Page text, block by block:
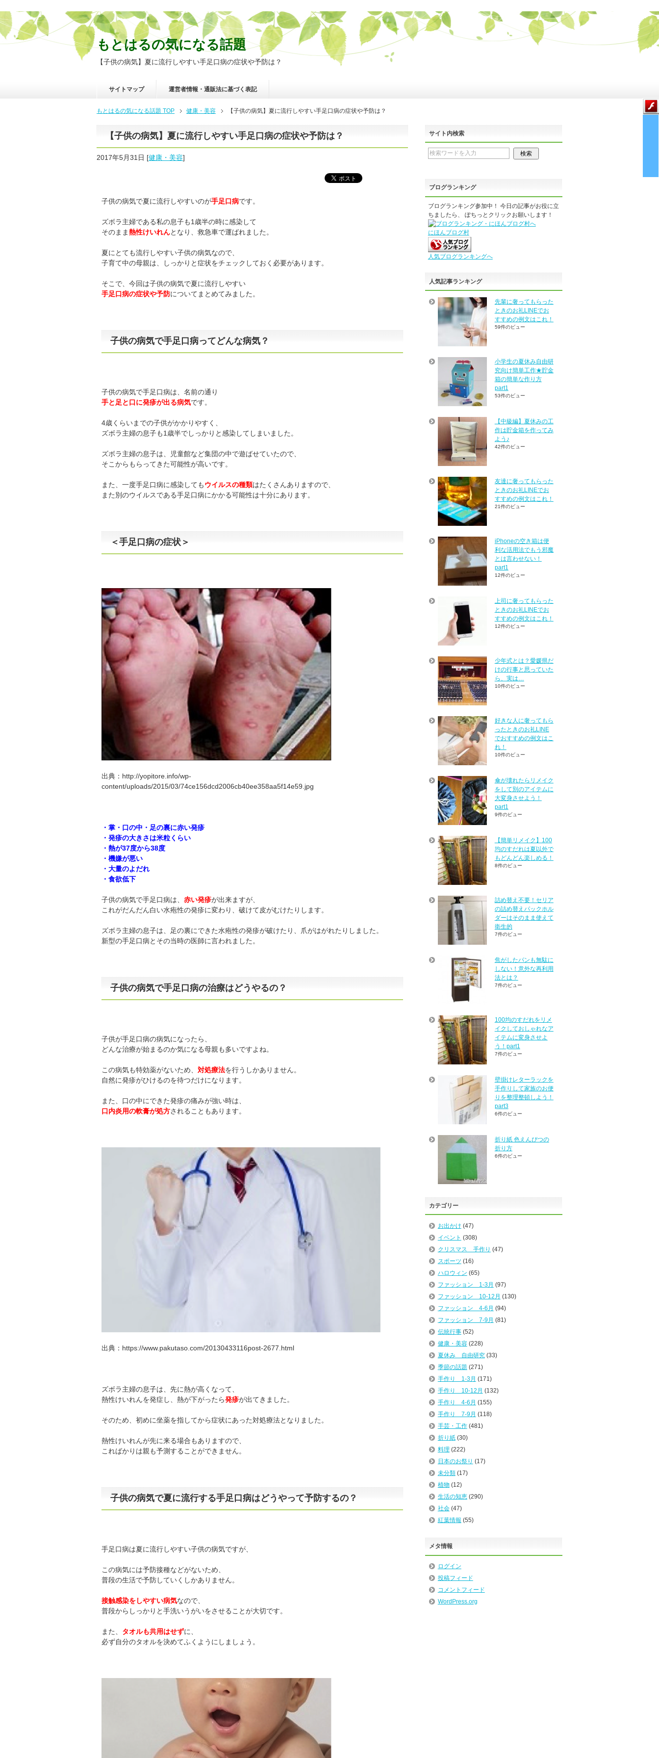
もとはるの気になる話題
【子供の病気】夏に流行しやすい手足口病の症状や予防は？
サイトマップ 運営者情報・通販法に基づく表記
もとはるの気になる話題 TOP 健康・美容 【子供の病気】夏に流行しやすい手足口病の症状や予防は？
【子供の病気】夏に流行しやすい手足口病の症状や予防は？
2017年5月31日 [健康・美容]
子供の病気で夏に流行しやすいのが手足口病です。
ズボラ主婦である私の息子も1歳半の時に感染して
そのまま熱性けいれんとなり、救急車で運ばれました。
夏にとても流行しやすい子供の病気なので、
子育て中の母親は、しっかりと症状をチェックしておく必要があります。
そこで、今回は子供の病気で夏に流行しやすい
手足口病の症状や予防についてまとめてみました。
子供の病気で手足口病ってどんな病気？
子供の病気で手足口病は、名前の通り
手と足と口に発疹が出る病気です。
4歳くらいまでの子供がかかりやすく、
ズボラ主婦の息子も1歳半でしっかりと感染してしまいました。
ズボラ主婦の息子は、児童館など集団の中で遊ばせていたので、
そこからもらってきた可能性が高いです。
また、一度手足口病に感染してもウイルスの種類はたくさんありますので、
また別のウイルスである手足口病にかかる可能性は十分にあります。
＜手足口病の症状＞
出典：http://yopitore.info/wp-
content/uploads/2015/03/74ce156dcd2006cb40ee358aa5f14e59.jpg
・掌・口の中・足の裏に赤い発疹
・発疹の大きさは米粒くらい
・熱が37度から38度
・機嫌が悪い
・大量のよだれ
・食欲低下
子供の病気で手足口病は、 赤い発疹が出来ますが、
これがだんだん白い水疱性の発疹に変わり、破けて皮がむけたりします。
ズボラ主婦の息子は、足の裏にできた水疱性の発疹が破けたり、爪がはがれたりしました。
新型の手足口病とその当時の医師に言われました。
子供の病気で手足口病の治療はどうやるの？
子供が手足口病の病気になったら、
どんな治療が始まるのか気になる母親も多いですよね。
この病気も特効薬がないため、 対処療法を行うしかありません。
自然に発疹がひけるのを待つだけになります。
また、口の中にできた発疹の痛みが強い時は、
口内炎用の軟膏が処方されることもあります。
出典：https://www.pakutaso.com/20130433116post-2677.html
ズボラ主婦の息子は、先に熱が高くなって、
熱性けいれんを発症し、熱が下がったら発疹が出てきました。
そのため、初めに坐薬を指してから症状にあった対処療法となりました。
熱性けいれんが先に来る場合もありますので、
こればかりは親も予測することができません。
子供の病気で夏に流行する手足口病はどうやって予防するの？
手足口病は夏に流行しやすい子供の病気ですが、
この病気には予防接種などがないため、
普段の生活で予防していくしかありません。
接触感染をしやすい病気なので、
普段からしっかりと手洗いうがいをさせることが大切です。
また、 タオルも共用はせずに、
必ず自分のタオルを決めてふくようにしましょう。
サイト内検索
ブログランキング
ブログランキング参加中！ 今日の記事がお役に立
ちましたら、 ぽちっとクリックお願いします！
にほんブログ村
人気ブログランキングへ
人気記事ランキング
先輩に奢ってもらった
ときのお礼LINEでお
すすめの例文はこれ！
59件のビュー
小学生の夏休み自由研
究向け簡単工作★貯金
箱の簡単な作り方
part1
53件のビュー
【中級編】夏休みの工
作は貯金箱を作ってみ
よう♪
42件のビュー
友達に奢ってもらった
ときのお礼LINEでお
すすめの例文はこれ！
21件のビュー
iPhoneの空き箱は便
利な活用法でもう邪魔
とは言わせない！
part1
12件のビュー
上司に奢ってもらった
ときのお礼LINEでお
すすめの例文はこれ！
12件のビュー
少年式とは？愛媛県だ
けの行事と思っていた
ら、実は…
10件のビュー
好きな人に奢ってもら
ったときのお礼LINE
でおすすめの例文はこ
れ！
10件のビュー
傘が壊れたらリメイク
をして別のアイテムに
大変身させよう！
part1
9件のビュー
【簡単リメイク】100
均のすだれは夏以外で
もどんどん楽しめる！
8件のビュー
詰め替え不要！セリア
の詰め替えパックホル
ダーはそのまま使えて
衛生的
7件のビュー
焦がしたパンも無駄に
しない！意外な再利用
法とは？
7件のビュー
100均のすだれをリメ
イクしておしゃれなア
イテムに変身させよ
う！part1
7件のビュー
壁掛けレターラックを
手作りして家族のお便
りを整理整頓しよう！
part3
6件のビュー
折り紙 色えんぴつの
折り方
6件のビュー
カテゴリー
お出かけ (47)
イベント (308)
クリスマス 手作り (47)
スポーツ (16)
ハロウィン (65)
ファッション 1-3月 (97)
ファッション 10-12月 (130)
ファッション 4-6月 (94)
ファッション 7-9月 (81)
伝統行事(52)
健康・美容(228)
夏休み 自由研究(33)
季節の話題 (271)
手作り 1-3月 (171)
手作り 10-12月 (132)
手作り 4-6月 (155)
手作り 7-9月 (118)
手芸・工作(481)
折り紙(30)
料理 (222)
日本のお祭り (17)
未分類(17)
植物 (12)
生活の知恵(290)
社会(47)
紅葉情報 (55)
メタ情報
ログイン
投稿フィード
コメントフィード
WordPress.org